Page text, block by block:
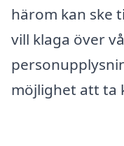
härom kan ske
vill klaga över
möjlighet att ta